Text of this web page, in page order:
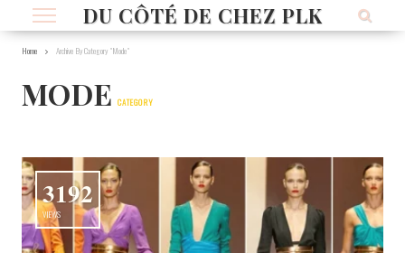
DU CÔTÉ DE CHEZ PLK
Home Archive By Category "Mode"
MODE CATEGORY
3192
VIEWS